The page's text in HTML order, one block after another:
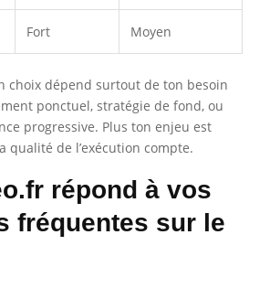
Fort Moyen
choix dépend surtout de ton besoin
ponctuel, stratégie de fond, ou
progressive. Plus ton enjeu est
qualité de l’exécution compte.
répond à vos
fréquentes sur le